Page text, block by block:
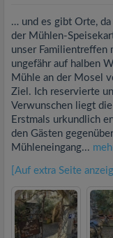
… und es gibt Orte,
der Mühlen-
unser Familientreffen
ungefähr auf halben
Mühle an der Mosel
Ziel. Ich reservierte
Verwunschen liegt
Erstmals urkundlich
den Gästen
Mühleneingang...
[Auf extra Seite